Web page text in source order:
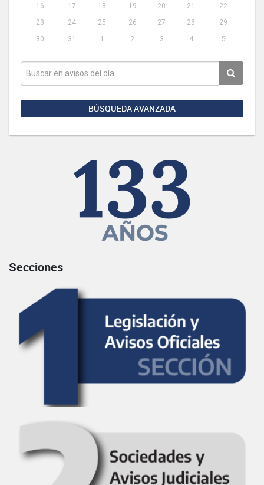
16
17 18 19 20 21
22
23
24 25 26 27 28
29
30
31 1 2 3 4 5
BÚSQUEDA AVANZADA
Secciones